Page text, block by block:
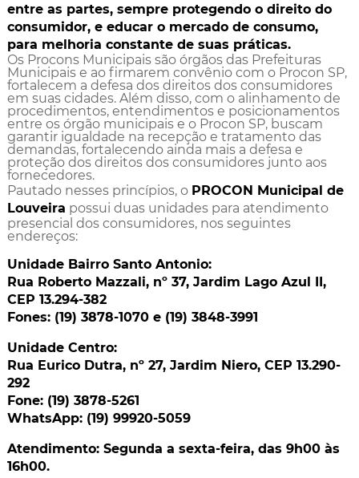
entre as partes, sempre protegendo o direito do
consumidor, e educar o mercado de consumo,
para melhoria constante de suas práticas.
Os Procons Municipais são órgãos das Prefeituras
Municipais e ao firmarem convênio com o Procon SP,
fortalecem a defesa dos direitos dos consumidores
em suas cidades. Além disso, com o alinhamento de
procedimentos, entendimentos e posicionamentos
entre os órgão municipais e o Procon SP, buscam
garantir igualdade na recepção e tratamento das
demandas, fortalecendo ainda mais a defesa e
proteção dos direitos dos consumidores junto aos
fornecedores.
Pautado nesses princípios, o PROCON Municipal de
Louveira possui duas unidades para atendimento
presencial dos consumidores, nos seguintes
endereços:
Unidade Bairro Santo Antonio:
Rua Roberto Mazzali, nº 37, Jardim Lago Azul II,
CEP 13.294-382
Fones: (19) 3878-1070 e (19) 3848-3991
Unidade Centro:
Rua Eurico Dutra, nº 27, Jardim Niero, CEP 13.290-
292
Fone: (19) 3878-5261
WhatsApp: (19) 99920-5059
Atendimento: Segunda a sexta-feira, das 9h00 às
16h00.